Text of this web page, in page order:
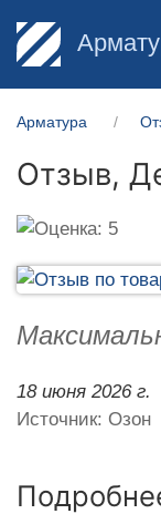
Арматура
Отзыв,
18 июня 2026 г.
Источник: Озон